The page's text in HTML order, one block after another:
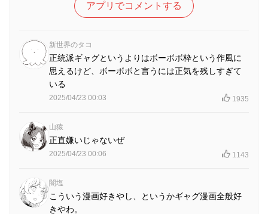
アプリでコメントする
新世界のタコ
正統派ギャグというよりはボーボボ枠という作風に
思えるけど、ボーボボと言うには正気を残しすぎて
いる
2025/04/23 00:03 1935
山猿
正直嫌いじゃないぜ
2025/04/23 00:06 1143
闇塩
こういう漫画好きやし、というかギャグ漫画全般好
きやわ。